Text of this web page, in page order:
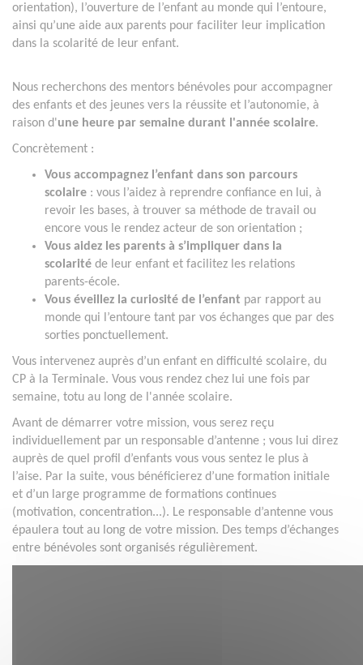
orientation), l’ouverture de l’enfant au monde qui l’entoure,
ainsi qu’une aide aux parents pour faciliter leur implication
dans la scolarité de leur enfant.
Nous recherchons des mentors bénévoles pour accompagner
des enfants et des jeunes vers la réussite et l’autonomie, à
raison d'une heure par semaine durant l'année scolaire.
Concrètement :
Vous accompagnez l’enfant dans son parcours
scolaire : vous l’aidez à reprendre confiance en lui, à
revoir les bases, à trouver sa méthode de travail ou
encore vous le rendez acteur de son orientation ;
Vous aidez les parents à s’impliquer dans la
scolarité de leur enfant et facilitez les relations
parents-école.
Vous éveillez la curiosité de l’enfant par rapport au
monde qui l’entoure tant par vos échanges que par des
sorties ponctuellement.
Vous intervenez auprès d’un enfant en difficulté scolaire, du
CP à la Terminale. Vous vous rendez chez lui une fois par
semaine, totu au long de l'année scolaire.
Avant de démarrer votre mission, vous serez reçu
individuellement par un responsable d’antenne ; vous lui direz
auprès de quel profil d’enfants vous vous sentez le plus à
l’aise. Par la suite, vous bénéficierez d’une formation initiale
et d’un large programme de formations continues
(motivation, concentration...). Le responsable d’antenne vous
épaulera tout au long de votre mission. Des temps d’échanges
entre bénévoles sont organisés régulièrement.